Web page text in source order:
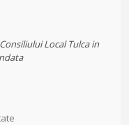
Local Tulca in